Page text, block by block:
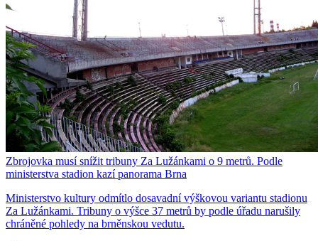
Zbrojovka musí snížit tribuny Za Lužánkami o 9 metrů. Podle
ministerstva stadion kazí panorama Brna
Ministerstvo kultury odmítlo dosavadní výškovou variantu stadionu
Za Lužánkami. Tribuny o výšce 37 metrů by podle úřadu narušily
chráněné pohledy na brněnskou vedutu.